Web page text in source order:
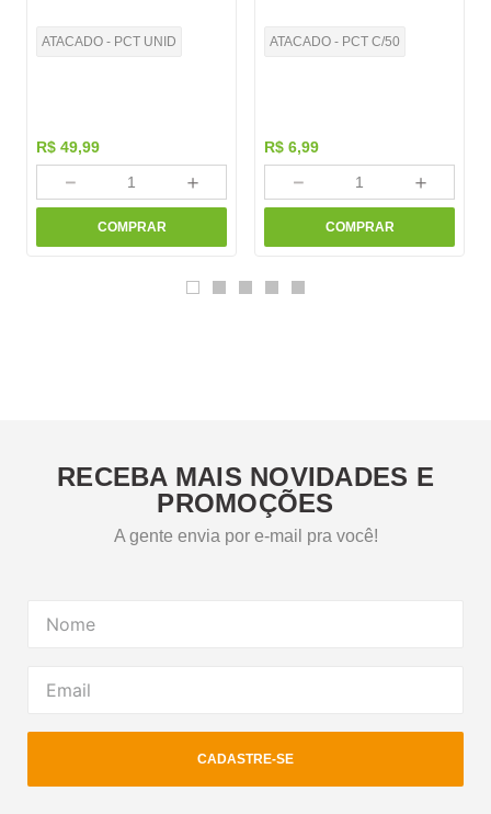
ATACADO - PCT UNID
R$ 49,99
＋
－
COMPRAR
ATACADO - PCT C/50
R$ 6,99
＋
－
COMPRAR
RECEBA MAIS NOVIDADES E
PROMOÇÕES
A gente envia por e-mail pra você!
CADASTRE-SE